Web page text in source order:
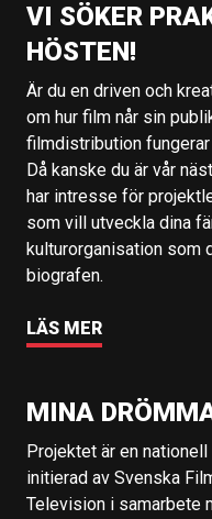
VI SÖKER
HÖSTEN!
Är du en driven och
om hur film når sin
filmdistribution
Då kanske du är vår
har intresse för
som vill utveckla dina
kulturorganisation som
biografen.
LÄS MER
MINA
Projektet är en
initierad av Svenska
Television i samarbete